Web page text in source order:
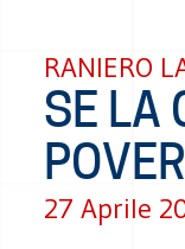
RANIERO
SE LA
27 Aprile